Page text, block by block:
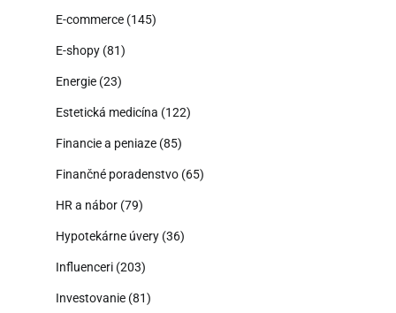
E-commerce (145)
E-shopy (81)
Energie (23)
Estetická medicína (122)
Financie a peniaze (85)
Finančné poradenstvo (65)
HR a nábor (79)
Hypotekárne úvery (36)
Influenceri (203)
Investovanie (81)